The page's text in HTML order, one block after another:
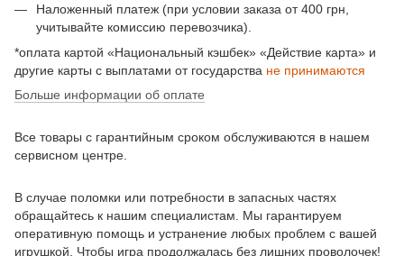
Наложенный платеж (при условии заказа от 400 грн,
учитывайте комиссию перевозчика).
*оплата картой «Национальный кэшбек» «Действие карта» и
другие карты с выплатами от государства не принимаются
Больше информации об оплате
Все товары с гарантийным сроком обслуживаются в нашем
сервисном центре.
В случае поломки или потребности в запасных частях
обращайтесь к нашим специалистам. Мы гарантируем
оперативную помощь и устранение любых проблем с вашей
игрушкой. Чтобы игра продолжалась без лишних проволочек!